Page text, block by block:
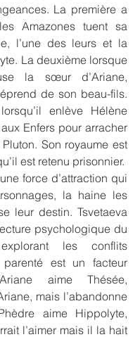
La première a
Amazones tuent sa
l’une des leurs et la
La deuxième lorsque
la sœur d’Ariane,
de son beau-fils.
enlève Hélène
Enfers pour arracher
Son royaume est
est retenu prisonnier.
force d’attraction qui
la haine les
leur destin. Tsvetaeva
psychologique du
les conflits
parenté est un facteur
aime Thésée,
mais l’abandonne
aime Hippolyte,
l’aimer mais il la hait